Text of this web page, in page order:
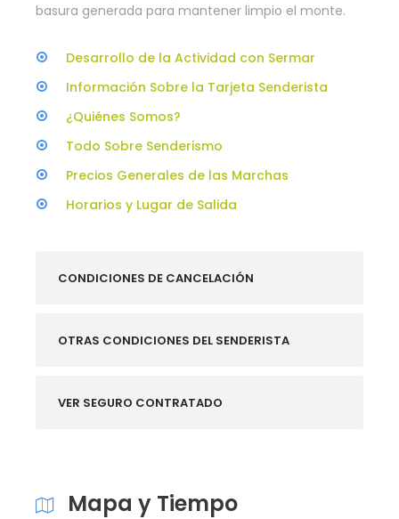
basura generada para mantener limpio el monte.
Desarrollo de la Actividad con Sermar
Información Sobre la Tarjeta Senderista
¿Quiénes Somos?
Todo Sobre Senderismo
Precios Generales de las Marchas
Horarios y Lugar de Salida
CONDICIONES DE CANCELACIÓN
OTRAS CONDICIONES DEL SENDERISTA
VER SEGURO CONTRATADO
Mapa y Tiempo